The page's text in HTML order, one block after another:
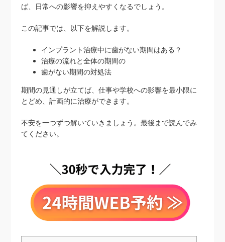
ば、日常への影響を抑えやすくなるでしょう。
この記事では、以下を解説します。
インプラント治療中に歯がない期間はある？
治療の流れと全体の期間の
歯がない期間の対処法
期間の見通しが立てば、仕事や学校への影響を最小限に
とどめ、計画的に治療ができます。
不安を一つずつ解いていきましょう。最後まで読んでみ
てください。